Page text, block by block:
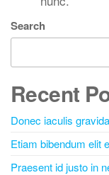
Search
Recent
Donec iaculis
Etiam bibendum elit
Praesent id justo in